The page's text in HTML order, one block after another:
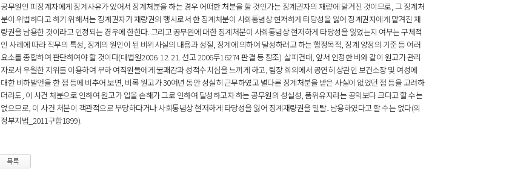
공무원인 피징계자에게 징계사유가 있어서 징계처분을 하는 경우 어떠한 처분을 할 것인가는 징계권자의 재량에 맡겨진 것이므로, 그 징계처
분이 위법하다고 하기 위해서는 징계권자가 재량권의 행사로서 한 징계처분이 사회통념상 현저하게 타당성을 잃어 징계권자에게 맡겨진 재
량권을 남용한 것이라고 인정되는 경우에 한한다. 그리고 공무원에 대한 징계처분이 사회통념상 현저하게 타당성을 잃었는지 여부는 구체적
인 사례에 따라 직무의 특성, 징계의 원인이 된 비위사실의 내용과 성질, 징계에 의하여 달성하려고 하는 행정목적, 징계 양정의 기준 등 여러
요소를 종합하여 판단하여야 할 것이다(대법원2006. 12. 21. 선고 2006두16274 판결 등 참조). 살피건대, 앞서 인정한 바와 같이 원고가 관리
자로서 우월한 지위를 이용하여 부하 여직원들에게 불쾌감과 성적수치심을 느끼게 하고, 팀장 회의에서 공연히 상관인 보건소장 및 여성에
대한 비하발언을 한 점 등에 비추어 보면, 비록 원고가 30여년 동안 성실히 근무하였고 별다른 징계처분을 받은 사실이 없었던 점 등을 고려하
더라도, 이 사건 처분으로 인하여 원고가 입을 손해가 그로 인하여 달성하고자 하는 공무원의 성실성, 품위유지라는 공익보다 크다고 할 수는
없으므로, 이 사건 처분이 객관적으로 부당하다거나 사회통념상 현저하게 타당성을 잃어 징계재량권을 일탈․남용하였다고 할 수는 없다(의
정부지법_2011구합1899).
목록